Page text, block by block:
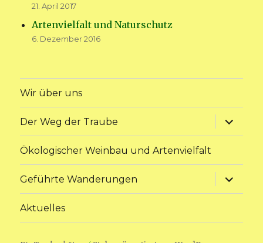
21. April 2017
Artenvielfalt und Naturschutz
6. Dezember 2016
Wir über uns
Der Weg der Traube
Ökologischer Weinbau und Artenvielfalt
Geführte Wanderungen
Aktuelles